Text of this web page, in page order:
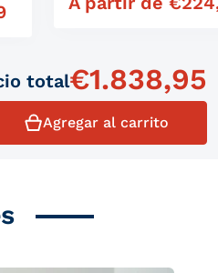
total€1.838,95
Agregar al carrito